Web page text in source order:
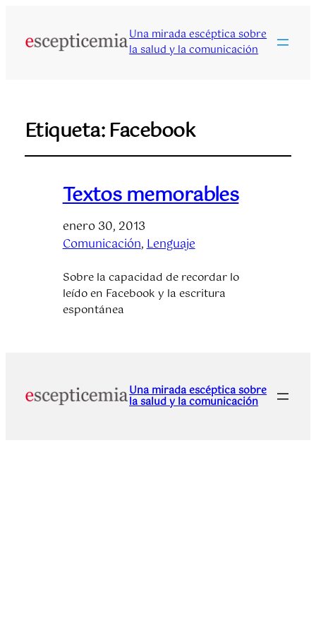
Una mirada escéptica sobre
la salud y la comunicación
Etiqueta:Facebook
Textos memorables
enero 30, 2013
Comunicación, Lenguaje
Sobre la capacidad de recordar lo
leído en Facebook y la escritura
espontánea
Una mirada escéptica sobre
la salud y la comunicación